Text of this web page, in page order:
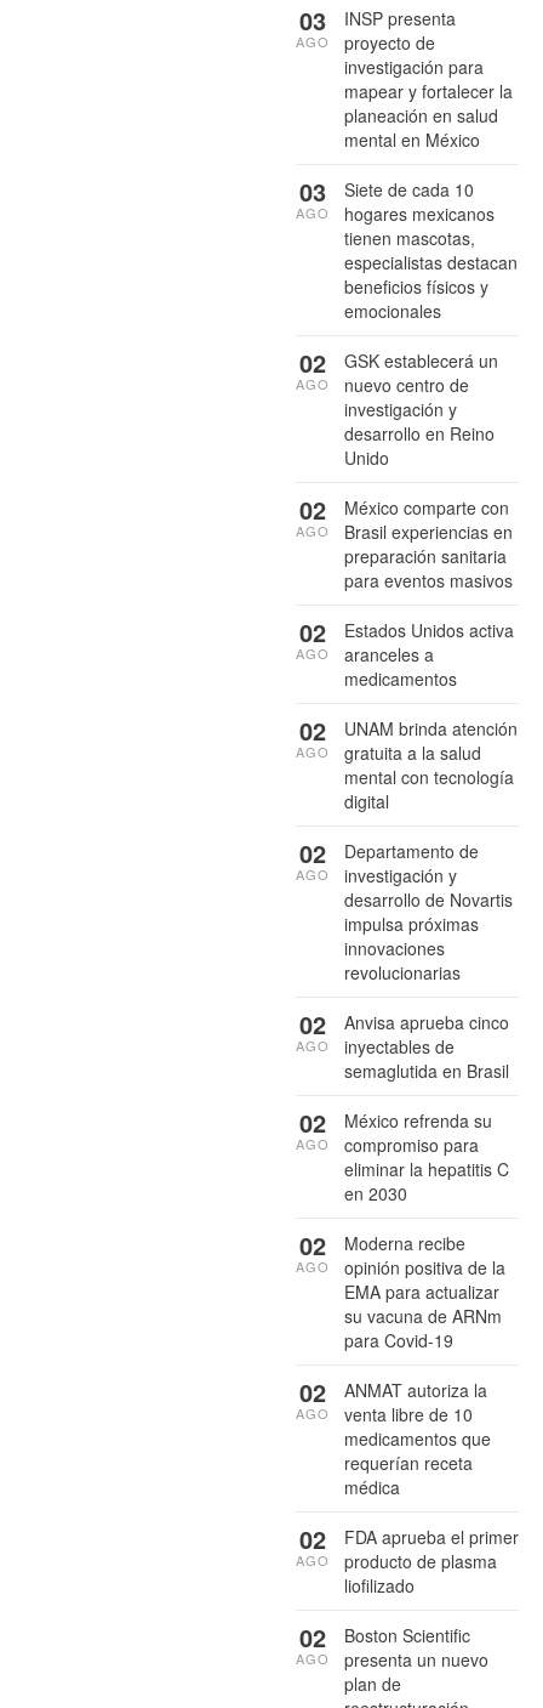
INSP presenta
proyecto de
investigación para
mapear y fortalecer la
planeación en salud
mental en México
03
AGO
Siete de cada 10
hogares mexicanos
tienen mascotas,
especialistas destacan
beneficios físicos y
emocionales
03
AGO
GSK establecerá un
nuevo centro de
investigación y
desarrollo en Reino
Unido
02
AGO
México comparte con
Brasil experiencias en
preparación sanitaria
para eventos masivos
02
AGO
Estados Unidos activa
aranceles a
medicamentos
02
AGO
UNAM brinda atención
gratuita a la salud
mental con tecnología
digital
02
AGO
Departamento de
investigación y
desarrollo de Novartis
impulsa próximas
innovaciones
revolucionarias
02
AGO
Anvisa aprueba cinco
inyectables de
semaglutida en Brasil
02
AGO
México refrenda su
compromiso para
eliminar la hepatitis C
en 2030
02
AGO
Moderna recibe
opinión positiva de la
EMA para actualizar
su vacuna de ARNm
para Covid-19
02
AGO
ANMAT autoriza la
venta libre de 10
medicamentos que
requerían receta
médica
02
AGO
FDA aprueba el primer
producto de plasma
liofilizado
02
AGO
Boston Scientific
presenta un nuevo
plan de
02
AGO